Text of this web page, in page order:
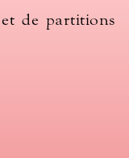
de partitions